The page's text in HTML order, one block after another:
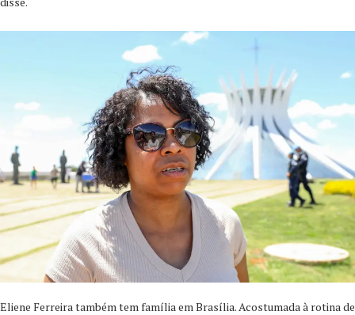
Eliene Ferreira também tem família em Brasília. Acostumada à rotina de